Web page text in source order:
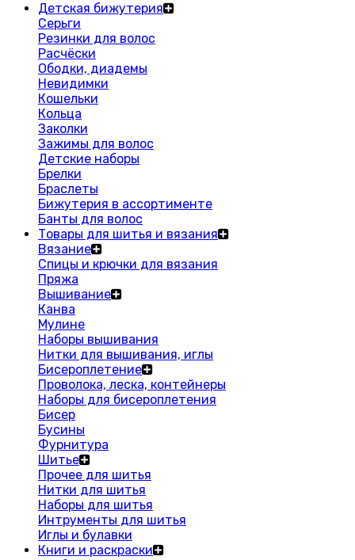
Детская бижутерия
Серьги
Резинки для волос
Расчёски
Ободки, диадемы
Невидимки
Кошельки
Кольца
Заколки
Зажимы для волос
Детские наборы
Брелки
Браслеты
Бижутерия в ассортименте
Банты для волос
Товары для шитья и вязания
Вязание
Спицы и крючки для вязания
Пряжа
Вышивание
Канва
Мулине
Наборы вышивания
Нитки для вышивания, иглы
Бисероплетение
Проволока, леска, контейнеры
Наборы для бисероплетения
Бисер
Бусины
Фурнитура
Шитье
Прочее для шитья
Нитки для шитья
Наборы для шитья
Интрументы для шитья
Иглы и булавки
Книги и раскраски